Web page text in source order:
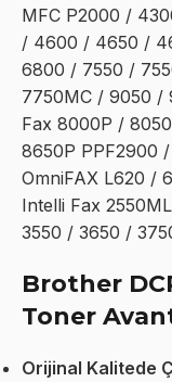
MFC P2000 /
/ 4600 / 4650 /
6800 / 7550 /
7750MC / 9050 /
Fax 8000P /
8650P PPF2900
OmniFAX L620 /
Intelli Fax
3550 / 3650 /
Brother
Toner
Orijinal Kalitede